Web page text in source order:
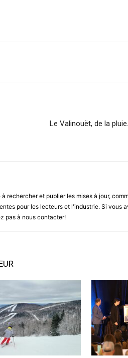
Le Valinouët, de la
rechercher et publier les mises à jour,
pour les lecteurs et l'industrie. Si vous
pas à nous contacter!